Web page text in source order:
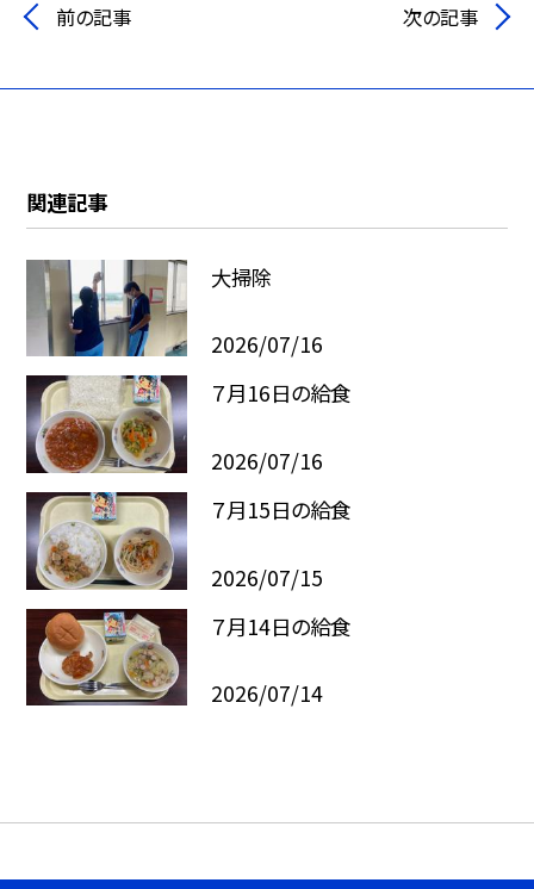
前の記事 次の記事
関連記事
大掃除
2026/07/16
７月16日の給食
2026/07/16
７月15日の給食
2026/07/15
７月14日の給食
2026/07/14